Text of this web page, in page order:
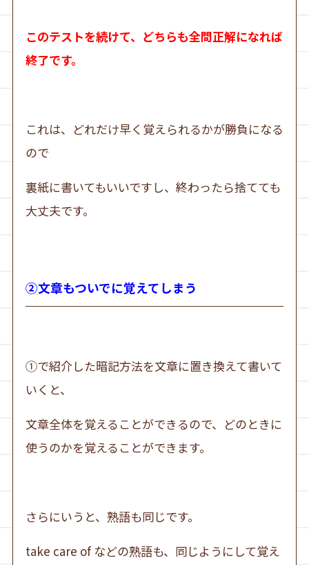
このテストを続けて、どちらも全問正解になれば
終了です。
これは、どれだけ早く覚えられるかが勝負になる
ので
裏紙に書いてもいいですし、終わったら捨てても
大丈夫です。
②文章もついでに覚えてしまう
①で紹介した暗記方法を文章に置き換えて書いて
いくと、
文章全体を覚えることができるので、どのときに
使うのかを覚えることができます。
さらにいうと、熟語も同じです。
take care of などの熟語も、同じようにして覚え